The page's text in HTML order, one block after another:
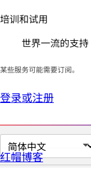
培训和试用
世界一流的支持
某些服务可能需要订阅。
登录或注册
切
换
红帽博客